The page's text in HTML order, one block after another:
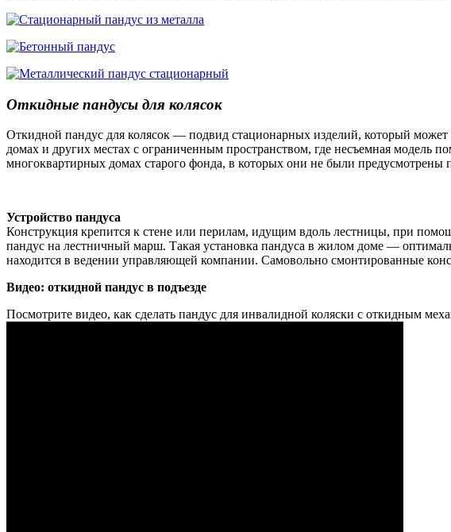
Откидные пандусы для колясок
Откидной пандус для колясок — подвид стационарных изделий, который
домах и других местах с ограниченным пространством, где несъемная
многоквартирных домах старого фонда, в которых они не были предусмотрены
Устройство пандуса
Конструкция крепится к стене или перилам, идущим вдоль лестницы, при
пандус на лестничный марш. Такая установка пандуса в жилом доме —
находится в ведении управляющей компании. Самовольно смонтированные
Видео: откидной пандус в подъезде
Посмотрите видео, как сделать пандус для инвалидной коляски с откидным